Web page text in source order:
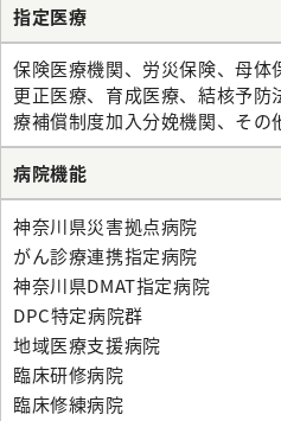
指定医療
保険医療機関、労災保険、母体
更正医療、育成医療、結核予防
療補償制度加入分娩機関、その
病院機能
神奈川県災害拠点病院
がん診療連携指定病院
神奈川県DMAT指定病院
DPC特定病院群
地域医療支援病院
臨床研修病院
臨床修練病院